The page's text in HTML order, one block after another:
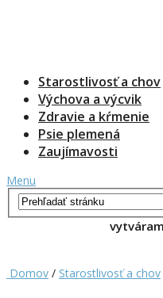
Starostlivosť a chov
Výchova a výcvik
Zdravie a kŕmenie
Psie plemená
Zaujímavosti
Menu
Domov / Starostlivosť a chov